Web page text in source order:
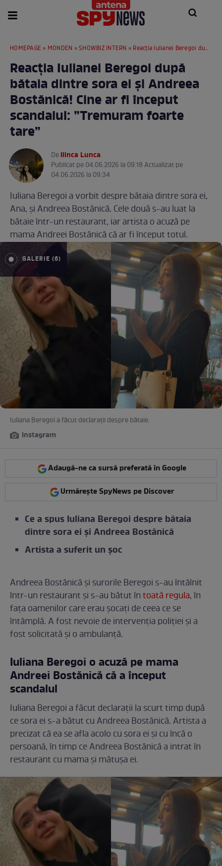
HOMEPAGE » MONDEN »SHOWBIZ INTERN » Reacția Iulianei Beregoi după bătaia dintre sora ei și Andreea Bostănică! Cine ar fi început scandalul: ”Tremuram foarte tare”
Reacția Iulianei Beregoi după
bătaia dintre sora ei și Andreea
Bostănică! Cine ar fi început
scandalul: ”Tremuram foarte
tare”
DeIlinca Lunca.
Publicat pe 04.06.2026 la 09:18 Actualizat pe
04.06.2026 la 09:34
Iuliana Beregoi a vorbit despre bătaia dintre sora ei,
Ana, și Andreea Bostănică. Cele două s-au luat la
bătaie într-un restaurant, iar artista o acuză pe
mama Andreei Bostănică că ar fi început totul.
GALERIE (6)
Iuliana Beregoi a făcut declarații despre bătaie.
Instagram
Adaugă-ne ca sursă preferată în Google
Urmărește SpyNews pe Discover
Ce a spus Iuliana Beregoi despre bătaia
dintre sora ei și Andreea Bostănică
Artista a suferit un șoc
Andreea Bostănică și surorile Beregoi s-au întâlnit
într-un restaurant și s-au bătut întoată regula, în
fața oamenilor care erau șocați de ceea ce se
întâmplă. A fost nevoie de intervenția poliției și a
fost solicitată și o ambulanță.
Iuliana Beregoi o acuză pe mama
Andreei Bostănică că a început
scandalul
Iuliana Beregoi a făcut declarații la scurt timp după
ce sora ei s-a bătut cu Andreea Bostănică. Artista a
precizat că ea se afla acolo cu sora ei și cu încă o
persoană, în timp ce Andreea Bostănică a intrat în
restaurant cu mama și mătușa ei.